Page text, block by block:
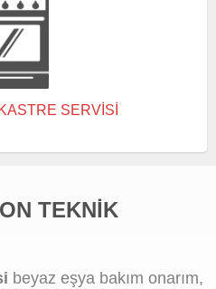
SERVISI
TEKNIK
beyaz eşya bakım onarım,